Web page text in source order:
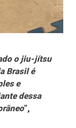
o jiu-jítsu
Brasil é
e
dessa
”,